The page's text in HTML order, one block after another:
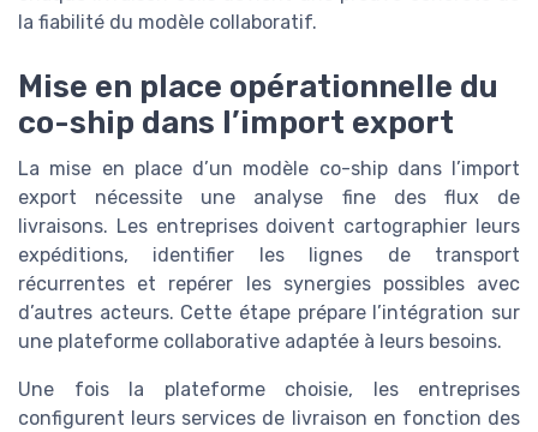
la fiabilité du modèle collaboratif.
Mise en place opérationnelle du
co-ship dans l’import export
La mise en place d’un modèle co-ship dans l’import
export nécessite une analyse fine des flux de
livraisons. Les entreprises doivent cartographier leurs
expéditions, identifier les lignes de transport
récurrentes et repérer les synergies possibles avec
d’autres acteurs. Cette étape prépare l’intégration sur
une plateforme collaborative adaptée à leurs besoins.
Une fois la plateforme choisie, les entreprises
configurent leurs services de livraison en fonction des